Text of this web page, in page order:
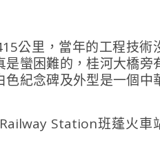
公里，當年的工程技術
蠻困難的，桂河大橋旁
紀念碑及外型是一個中